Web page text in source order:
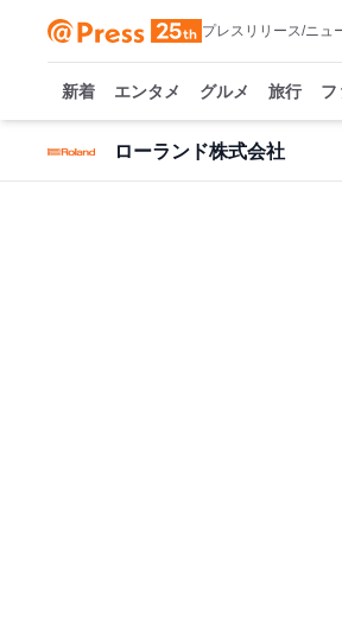
プレスリリース/ニュ
新着 エンタメ グルメ 旅行 フ
ローランド株式会社